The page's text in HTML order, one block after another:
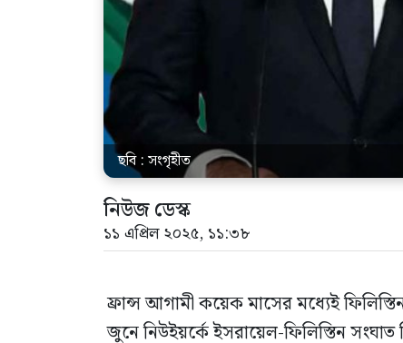
ছবি : সংগৃহীত
নিউজ ডেস্ক
১১ এপ্রিল ২০২৫, ১১:৩৮
ফ্রান্স আগামী কয়েক মাসের মধ্যেই
জুনে নিউইয়র্কে ইসরায়েল-ফিলিস্তিন